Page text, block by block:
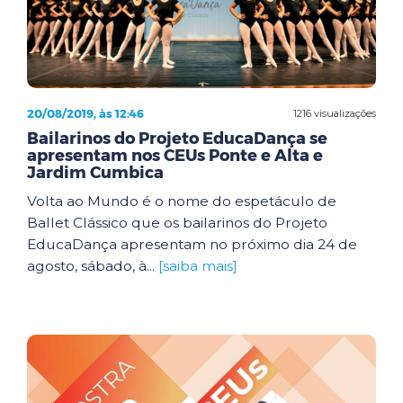
1216 visualizações
20/08/2019, às 12:46
Bailarinos do Projeto EducaDança se
apresentam nos CEUs Ponte e Alta e
Jardim Cumbica
Volta ao Mundo é o nome do espetáculo de
Ballet Clássico que os bailarinos do Projeto
EducaDança apresentam no próximo dia 24 de
agosto, sábado, à... [saiba mais]